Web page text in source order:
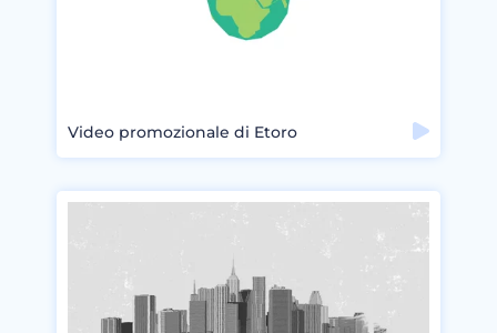
Video promozionale di Etoro